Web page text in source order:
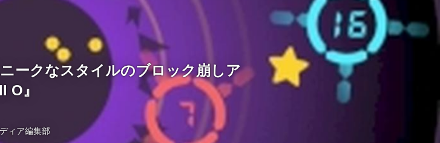
ークなスタイルのブロック崩しア
O』
ィア編集部